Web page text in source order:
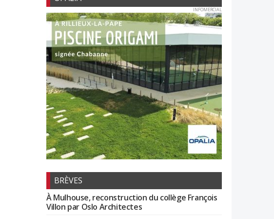
INFOMERCIAL
BRÈVES
À Mulhouse, reconstruction du collège François
Villon par Oslo Architectes